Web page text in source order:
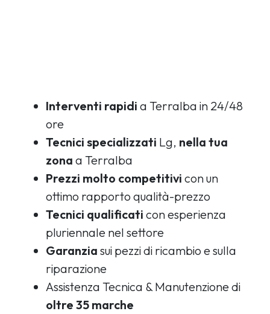
Interventi rapidi a Terralba in 24/48
ore
Tecnici specializzati Lg, nella tua
zona a Terralba
Prezzi molto competitivi con un
ottimo rapporto qualità-prezzo
Tecnici qualificati con esperienza
pluriennale nel settore
Garanzia sui pezzi di ricambio e sulla
riparazione
Assistenza Tecnica & Manutenzione di
oltre 35 marche